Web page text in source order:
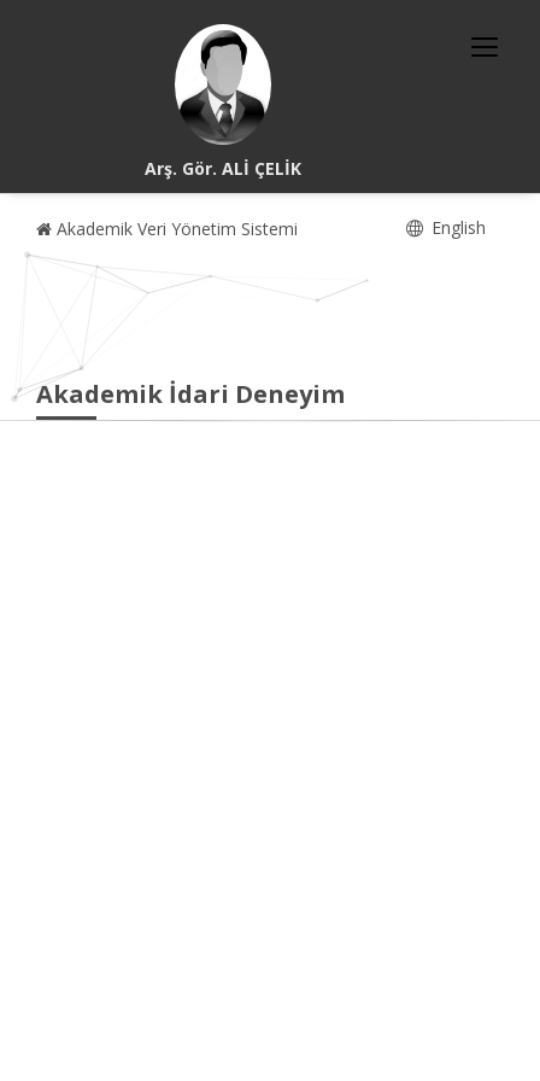
Arş. Gör. ALİ ÇELİK
Akademik Veri Yönetim Sistemi English
Akademik İdari Deneyim